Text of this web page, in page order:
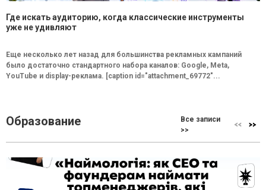
Где искать аудиторию, когда классические инструменты
уже не удивляют
Еще несколько лет назад для большинства рекламных кампаний
было достаточно стандартного набора каналов: Google, Meta,
YouTube и display-реклама. [caption id="attachment_69772"...
Образование
Все записи
>>